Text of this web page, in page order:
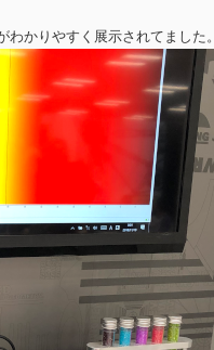
かりやすく展示されてました。